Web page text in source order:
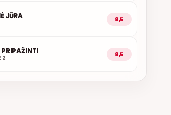
JŪRA 8,5
PRIPAŽINTI
2 8,5